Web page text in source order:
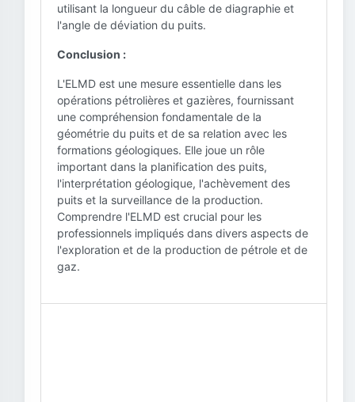
utilisant la longueur du câble de diagraphie et
l'angle de déviation du puits.
Conclusion :
L'ELMD est une mesure essentielle dans les
opérations pétrolières et gazières, fournissant
une compréhension fondamentale de la
géométrie du puits et de sa relation avec les
formations géologiques. Elle joue un rôle
important dans la planification des puits,
l'interprétation géologique, l'achèvement des
puits et la surveillance de la production.
Comprendre l'ELMD est crucial pour les
professionnels impliqués dans divers aspects de
l'exploration et de la production de pétrole et de
gaz.